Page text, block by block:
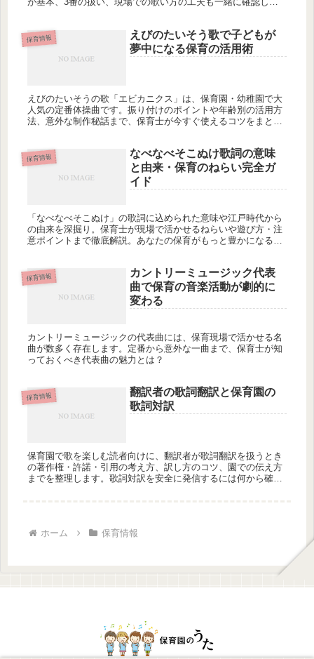
保育情報
えびのたいそう歌で子どもが
夢中になる保育の活用術
えびのたいそうの歌「エビカニクス」は、保育園・幼稚園で大
人気の定番体操曲です。振り付けのポイントや年齢別の活用方
法、意外な制作秘話まで、保育士が今すぐ使えるコツをまとめ
保育情報
なべなべそこぬけ歌詞の意味
と由来・保育のねらい完全ガ
イド
「なべなべそこぬけ」の歌詞に込められた意味や江戸時代から
の由来を深掘り。保育士が現場で活かせるねらいや遊び方・注
意ポイントまで徹底解説。あなたの保育がもっと豊かになるヒ
保育情報
カントリーミュージック代表
曲で保育の音楽活動が劇的に
変わる
カントリーミュージックの代表曲には、保育現場で活かせる名
曲が数多く存在します。定番から意外な一曲まで、保育士が知
っておくべき代表曲の魅力とは？
保育情報
翻訳者の歌詞翻訳と保育園の
歌詞対訳
保育園で歌を楽しむ読者向けに、翻訳者が歌詞翻訳を扱うとき
の著作権・許諾・引用の考え方、訳し方のコツ、園での伝え方
までを整理します。歌詞対訳を安全に発信するには何から確認
ホーム 保育情報